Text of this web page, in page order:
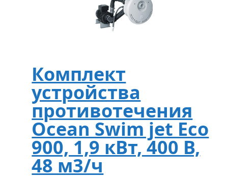
Комплект
устройства
противотечения
Ocean Swim jet Eco
900, 1,9 кВт, 400 В,
48 м3/ч